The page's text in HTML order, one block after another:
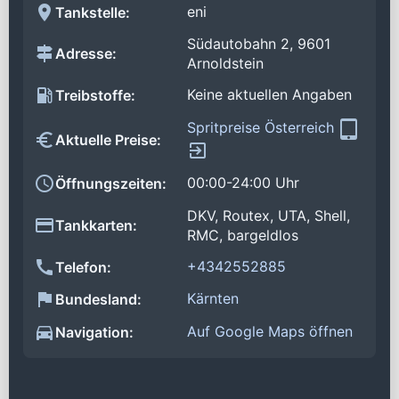
Tankstelle: eni
Adresse:
Südautobahn 2, 9601
Arnoldstein
Treibstoffe:
Keine aktuellen Angaben
Aktuelle Preise:
Spritpreise Österreich
Öffnungszeiten: 00:00-24:00 Uhr
Tankkarten:
DKV, Routex, UTA, Shell,
RMC, bargeldlos
Telefon:
+4342552885
Bundesland:
Kärnten
Navigation:
Auf Google Maps öffnen